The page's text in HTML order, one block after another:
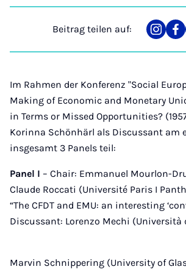
Beitrag teilen auf:
Teilen
auf
Im Rahmen der Konferenz "Social
Making of Economic and Monetary
in Terms or Missed Opportunities?
Korinna Schönhärl als Discussant am
insgesamt 3 Panels teil:
Panel I – Chair: Emmanuel Mourlon-
Claude Roccati (Université Paris I
“The CFDT and EMU: an interesting
Discussant: Lorenzo Mechi (Università
Marvin Schnippering (University of